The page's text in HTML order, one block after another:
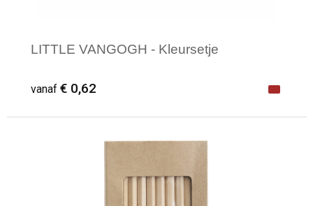
LITTLE VANGOGH - Kleursetje
vanaf € 0,62